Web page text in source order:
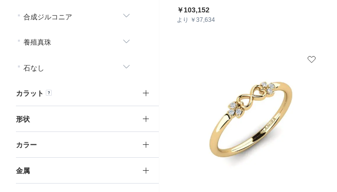
￥103,152
より ￥37,634
合成ジルコニア
養殖真珠
石なし
カラット
形状
カラー
金属